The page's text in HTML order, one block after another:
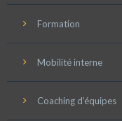
Formation
Mobilité interne
Coaching d’équipes